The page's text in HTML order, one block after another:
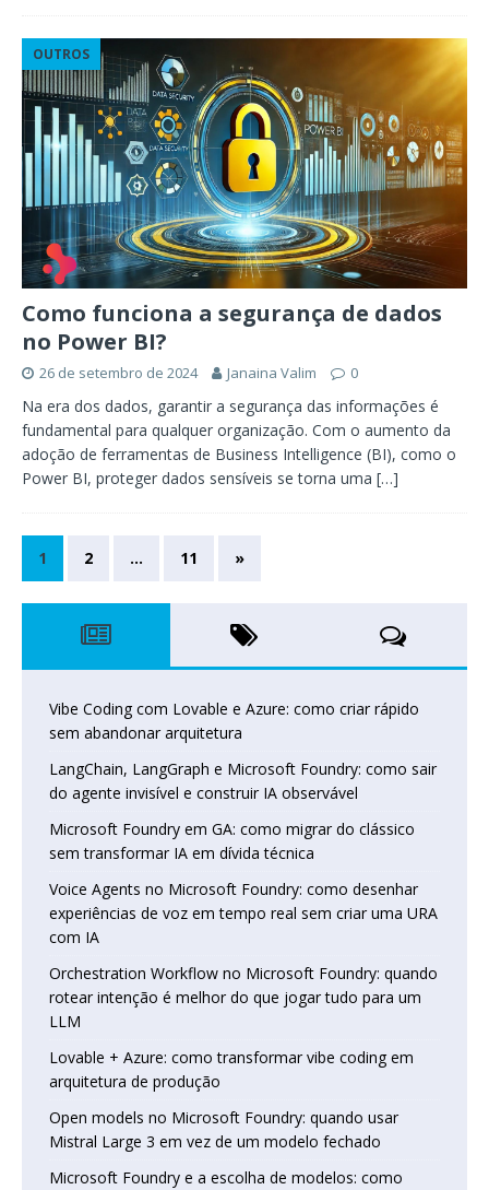
OUTROS
Como funciona a segurança de dados
no Power BI?
26 de setembro de 2024 Janaina Valim 0
Na era dos dados, garantir a segurança das informações é
fundamental para qualquer organização. Com o aumento da
adoção de ferramentas de Business Intelligence (BI), como o
Power BI, proteger dados sensíveis se torna uma […]
1 2 … 11 »
Vibe Coding com Lovable e Azure: como criar rápido
sem abandonar arquitetura
LangChain, LangGraph e Microsoft Foundry: como sair
do agente invisível e construir IA observável
Microsoft Foundry em GA: como migrar do clássico
sem transformar IA em dívida técnica
Voice Agents no Microsoft Foundry: como desenhar
experiências de voz em tempo real sem criar uma URA
com IA
Orchestration Workflow no Microsoft Foundry: quando
rotear intenção é melhor do que jogar tudo para um
LLM
Lovable + Azure: como transformar vibe coding em
arquitetura de produção
Open models no Microsoft Foundry: quando usar
Mistral Large 3 em vez de um modelo fechado
Microsoft Foundry e a escolha de modelos: como